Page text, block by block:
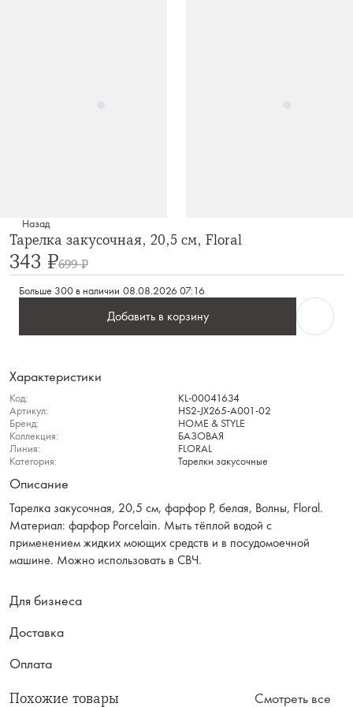
Назад
Тарелка закусочная, 20,5 см, Floral
343 ₽699 ₽
Больше 300 в наличии 08.08.2026 07:16
Добавить в корзину
Характеристики
Код:
KL-00041634
Артикул:
HS2-JX265-A001-02
Бренд:
HOME & STYLE
Коллекция:
БАЗОВАЯ
Линия:
FLORAL
Категория:
Тарелки закусочные
Описание
Тарелка закусочная, 20,5 см, фарфор P, белая, Волны, Floral.
Материал: фарфор Рorcelain. Мыть тёплой водой с
применением жидких моющих средств и в посудомоечной
машине. Можно использовать в СВЧ.
Для бизнеса
Доставка
Оплата
Похожие товары Смотреть все